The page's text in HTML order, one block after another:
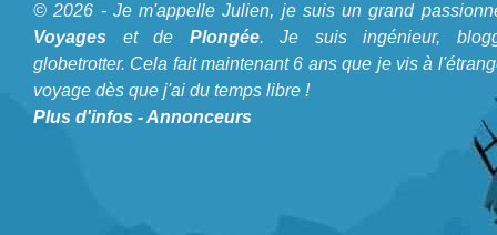
Attention! Le MV Scuba Explorer n’est pl
A propos du Blog Plongée
Je m'appelle Julien, je suis un grand passionné deVoyages
et de Plongée
. Je suis ingénieur, bloggeur, globetrotter. Cela
© 2026 - Je m'appelle Julien, je suis un grand
Voyages et de Plongée. Je suis ingénieur,
globetrotter. Cela fait maintenant 6 ans que je vis à
voyage dès que j'ai du temps libre !
Plus d'infos -Annonceurs